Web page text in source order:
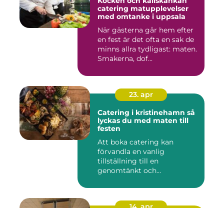
catering matupplevelser
med omtanke i uppsala
När gästerna går hem efter
en fest är det ofta en sak de
minns allra tydligast: maten.
Smakerna, dof...
23. apr
Catering i kristinehamn så
lyckas du med maten till
festen
Att boka catering kan
förvandla en vanlig
tillställning till en
genomtänkt och